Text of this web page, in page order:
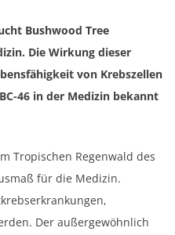
Bushwood Tree
Die Wirkung dieser
von Krebszellen
46 in der Medizin bekannt
Tropischen Regenwald des
für die Medizin.
Der außergewöhnlich